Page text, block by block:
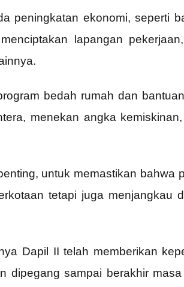
peningkatan ekonomi, seperti
lapangan
bedah rumah dan
menekan angka
untuk memastikan bahwa
tetapi juga menjangkau
Dapil II telah memberikan
dipegang sampai berakhir